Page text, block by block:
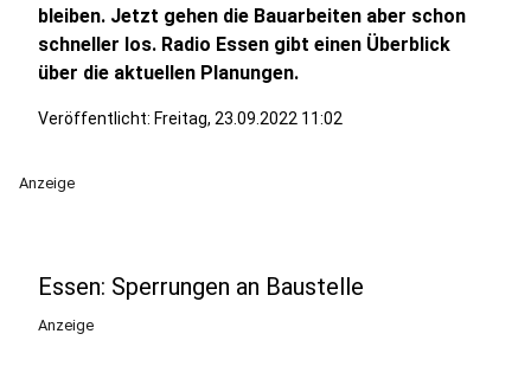
bleiben. Jetzt gehen die Bauarbeiten aber schon
schneller los. Radio Essen gibt einen Überblick
über die aktuellen Planungen.
Veröffentlicht: Freitag, 23.09.2022 11:02
Anzeige
Essen: Sperrungen an Baustelle
Anzeige